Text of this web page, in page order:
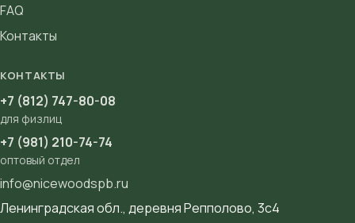
FAQ
Контакты
КОНТАКТЫ
+7 (812) 747-80-08
для физлиц
+7 (981) 210-74-74
оптовый отдел
info@nicewoodspb.ru
Ленинградская обл., деревня Репполово, 3с4